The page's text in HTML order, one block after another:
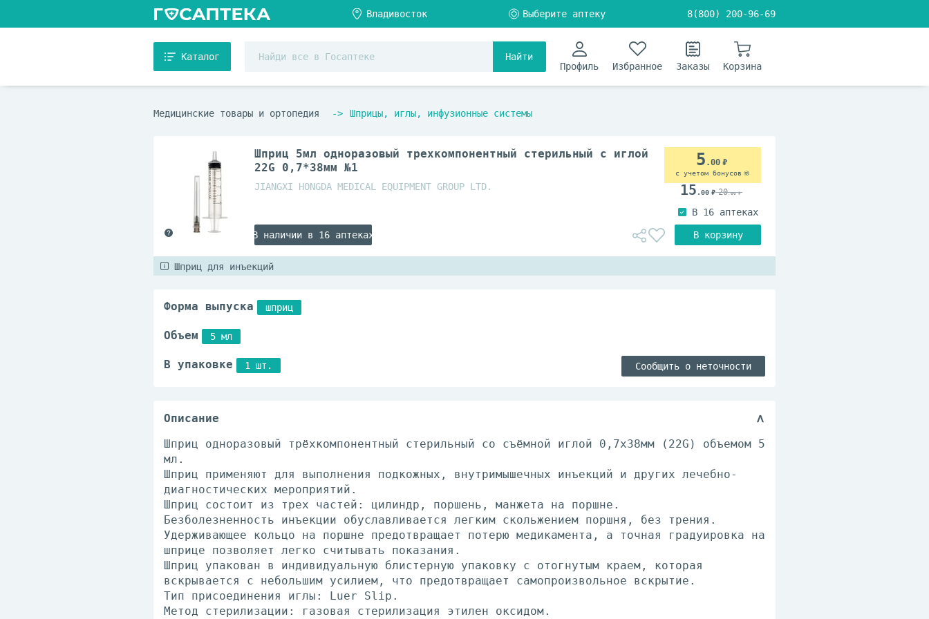
8(800) 200-96-69
Каталог
Найти
Профиль
Избранное Заказы Корзина
Медицинские товары и ортопедия Шприцы, иглы, инфузионные системы
Шприц 5мл одноразовый трехкомпонентный стерильный с иглой
22G 0,7*38мм №1
JIANGXI HONGDA MEDICAL EQUIPMENT GROUP LTD.
В наличии в 16 аптеках
5 .00
с учетом бонусов
15 .00 20.00
Шприц для инъекций
Форма выпуска шприц
Объем 5 мл
В упаковке 1 шт. Сообщить о неточности
Описание
Шприц одноразовый трёхкомпонентный стерильный со съёмной иглой 0,7x38мм (22G) объемом 5
мл.
Шприц применяют для выполнения подкожных, внутримышечных инъекций и других лечебно-
диагностических мероприятий.
Шприц состоит из трех частей: цилиндр, поршень, манжета на поршне.
Безболезненность инъекции обуславливается легким скольжением поршня, без трения.
Удерживающее кольцо на поршне предотвращает потерю медикамента, а точная градуировка на
шприце позволяет легко считывать показания.
Шприц упакован в индивидуальную блистерную упаковку с отогнутым краем, которая
вскрывается с небольшим усилием, что предотвращает самопроизвольное вскрытие.
Тип присоединения иглы: Luer Slip.
Метод стерилизации: газовая стерилизация этилен оксидом.